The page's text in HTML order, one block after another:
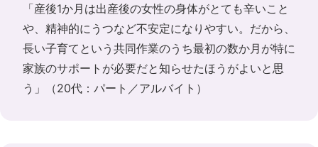
「産後1か月は出産後の女性の身体がとても辛いこと
や、精神的にうつなど不安定になりやすい。だから、
長い子育てという共同作業のうち最初の数か月が特に
家族のサポートが必要だと知らせたほうがよいと思
う」（20代：パート／アルバイト）